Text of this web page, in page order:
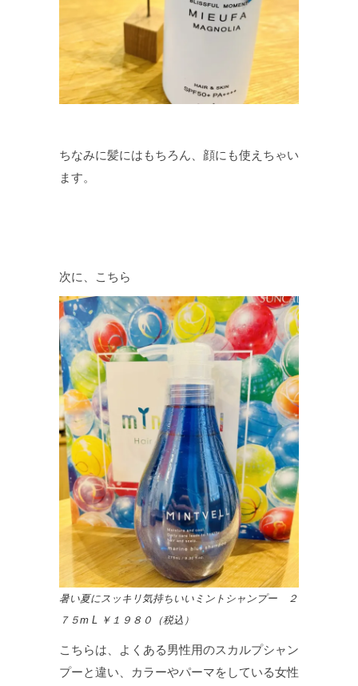
ちなみに髪にはもちろん、顔にも使えちゃい
ます。
次に、こちら
暑い夏にスッキリ気持ちいいミントシャンプー ２
７５m L ￥１９８０（税込）
こちらは、よくある男性用のスカルプシャン
プーと違い、カラーやパーマをしている女性